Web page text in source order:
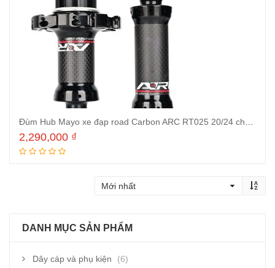
2,290,000 ₫
DANH MỤC SẢN PHẨM
Dây cáp và phụ kiện
(6)